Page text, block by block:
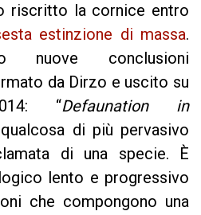
riscritto la cornice entro
estinzione di massa.
nuove conclusioni
da Dirzo e uscito su
“Defaunation in
qualcosa di più pervasivo
di una specie. È
lento e progressivo
che compongono una